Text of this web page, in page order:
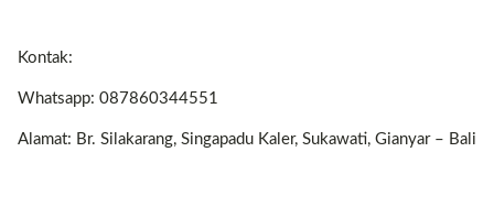
Kontak:
Whatsapp: 087860344551
Alamat: Br. Silakarang, Singapadu Kaler, Sukawati, Gianyar – Bali